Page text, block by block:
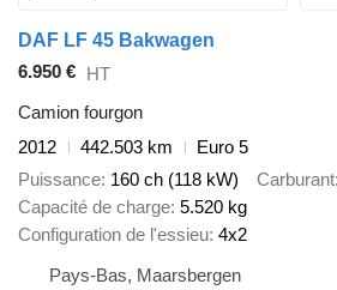
DAF LF 45 Bakwagen
6.950 € HT
Camion fourgon
2012
442.503 km
Euro 5
Puissance 160 ch (118 kW) Carburant
Capacité de charge 5.520 kg
Configuration de l'essieu 4x2
Pays-Bas, Maarsbergen